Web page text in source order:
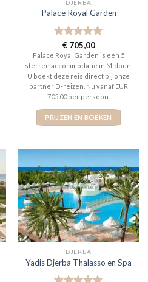
DJERBA
Palace Royal Garden
Gewaardeerd
5uit 5
€705,00
Palace Royal Garden is een 5
sterren accommodatie in Midoun.
U boekt deze reis direct bij onze
partner D-reizen. Nu vanaf EUR
705.00 per persoon.
PRIJZEN EN BOEKEN
DJERBA
Yadis Djerba Thalasso en Spa